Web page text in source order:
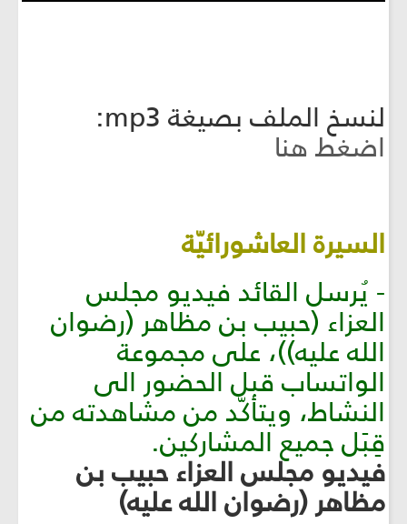
لنسخ الملف بصيغة mp3:
اضغط هنا
السيرة العاشورائيّة
- يُرسل القائد فيديو مجلس
العزاء (حبيب بن مظاهر (رضوان
الله عليه))، على مجموعة
الواتساب قبل الحضور الى
النشاط، ويتأكّد من مشاهدته من
قِبَل جميع المشاركين.
فيديو مجلس العزاء حبيب بن
مظاهر (رضوان الله عليه)